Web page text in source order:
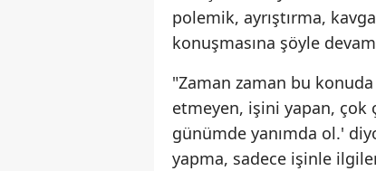
polemik, ayrıştırma,
konuşmasına şöyle
"Zaman zaman bu
etmeyen, işini yapan, çok
günümde yanımda ol.'
yapma, sadece işinle